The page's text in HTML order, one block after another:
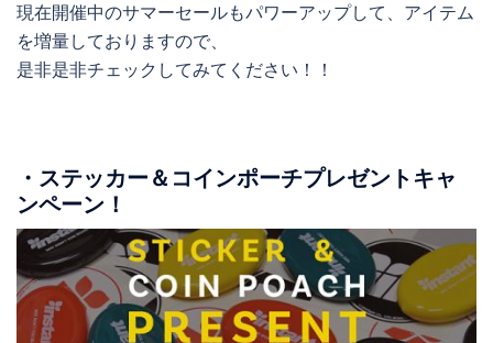
現在開催中のサマーセールもパワーアップして、アイテム
を増量しておりますので、
是非是非チェックしてみてください！！
・ステッカー＆コインポーチプレゼントキャ
ンペーン！